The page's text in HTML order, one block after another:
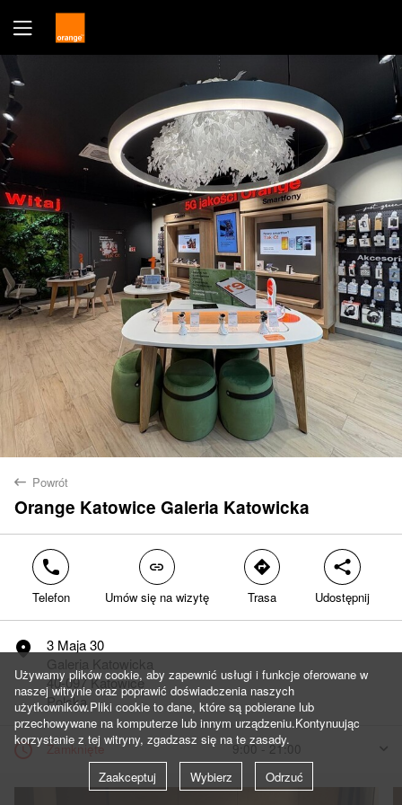
back Powrót
Orange Katowice Galeria Katowicka
phone
Telefon
link
Umów się na wizytę
direction
Trasa
share
Udostępnij
marker
3 Maja 30
Galeria Katowicka
40-097 Katowice
Polska
clock Zamknięte 9:00 - 21:00 arrow
9:00 - 21:00
Używamy plików cookie, aby zapewnić usługi i funkcje oferowane w
naszej witrynie oraz poprawić doświadczenia naszych
użytkowników.Pliki cookie to dane, które są pobierane lub
przechowywane na komputerze lub innym urządzeniu.Kontynuując
korzystanie z tej witryny, zgadzasz się na te zasady.
Zaakceptuj Wybierz Odrzuć